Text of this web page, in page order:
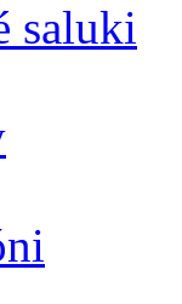
saluki